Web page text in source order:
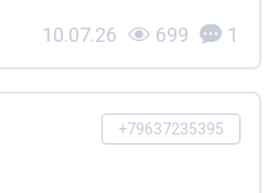
10.07.26 699 1
+79637235395